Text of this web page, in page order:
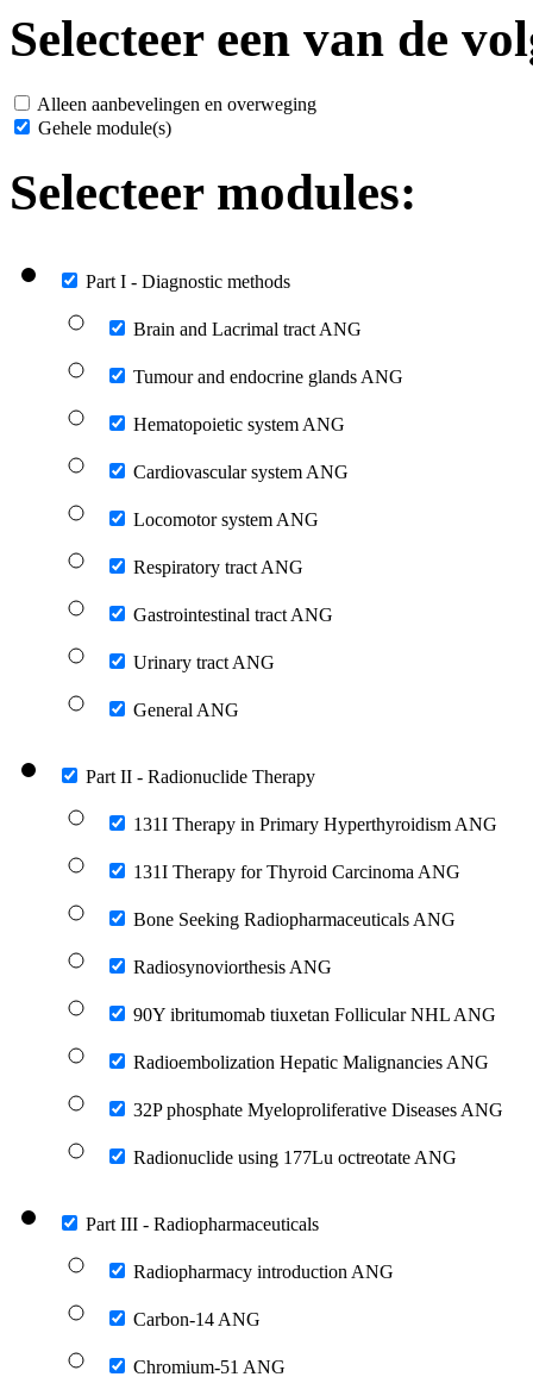
Selecteer een van de
Alleen aanbevelingen en overweging
Gehele module(s)
Selecteer modules:
Part I - Diagnostic methods
Brain and Lacrimal tract ANG
Tumour and endocrine glands ANG
Hematopoietic system ANG
Cardiovascular system ANG
Locomotor system ANG
Respiratory tract ANG
Gastrointestinal tract ANG
Urinary tract ANG
General ANG
Part II - Radionuclide Therapy
131I Therapy in Primary Hyperthyroidism ANG
131I Therapy for Thyroid Carcinoma ANG
Bone Seeking Radiopharmaceuticals ANG
Radiosynoviorthesis ANG
90Y ibritumomab tiuxetan Follicular NHL ANG
Radioembolization Hepatic Malignancies ANG
32P phosphate Myeloproliferative Diseases ANG
Radionuclide using 177Lu octreotate ANG
Part III - Radiopharmaceuticals
Radiopharmacy introduction ANG
Carbon-14 ANG
Chromium-51 ANG